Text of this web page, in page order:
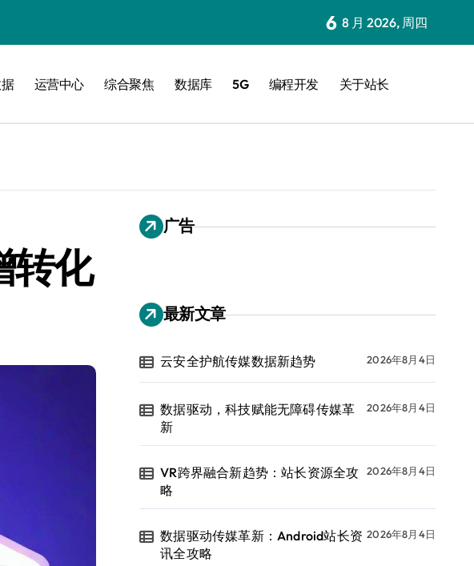
6 8 月 2026, 周四
运营中心 综合聚焦 数据库 5G 编程开发 关于站长
转化
广告
最新文章
云安全护航传媒数据新趋势 2026年8月4日
数据驱动，科技赋能无障碍传媒革
新
2026年8月4日
VR跨界融合新趋势：站长资源全攻
略
2026年8月4日
数据驱动传媒革新：Android站长资
讯全攻略
2026年8月4日